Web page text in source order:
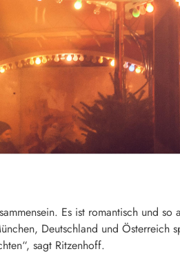
Es ist romantisch und
Deutschland und Österreich
sagt Ritzenhoff.